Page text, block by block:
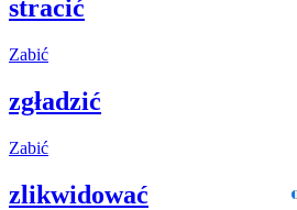
stracić
Zabić
zgładzić
Zabić
zlikwidować